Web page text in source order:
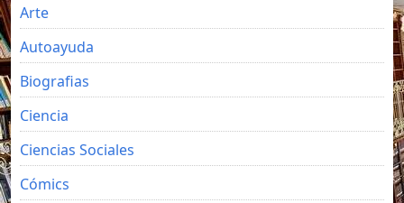
Arte
Autoayuda
Biografias
Ciencia
Ciencias Sociales
Cómics